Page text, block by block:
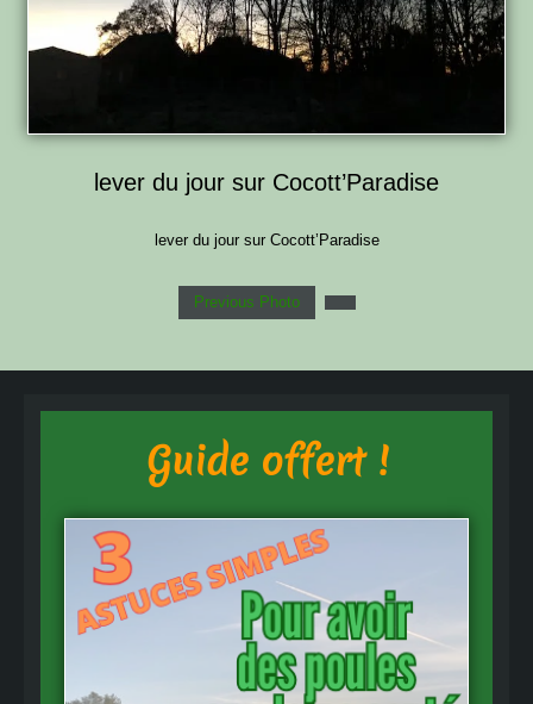
lever du jour sur Cocott’Paradise
lever du jour sur Cocott’Paradise
Previous Photo
Guide offert !